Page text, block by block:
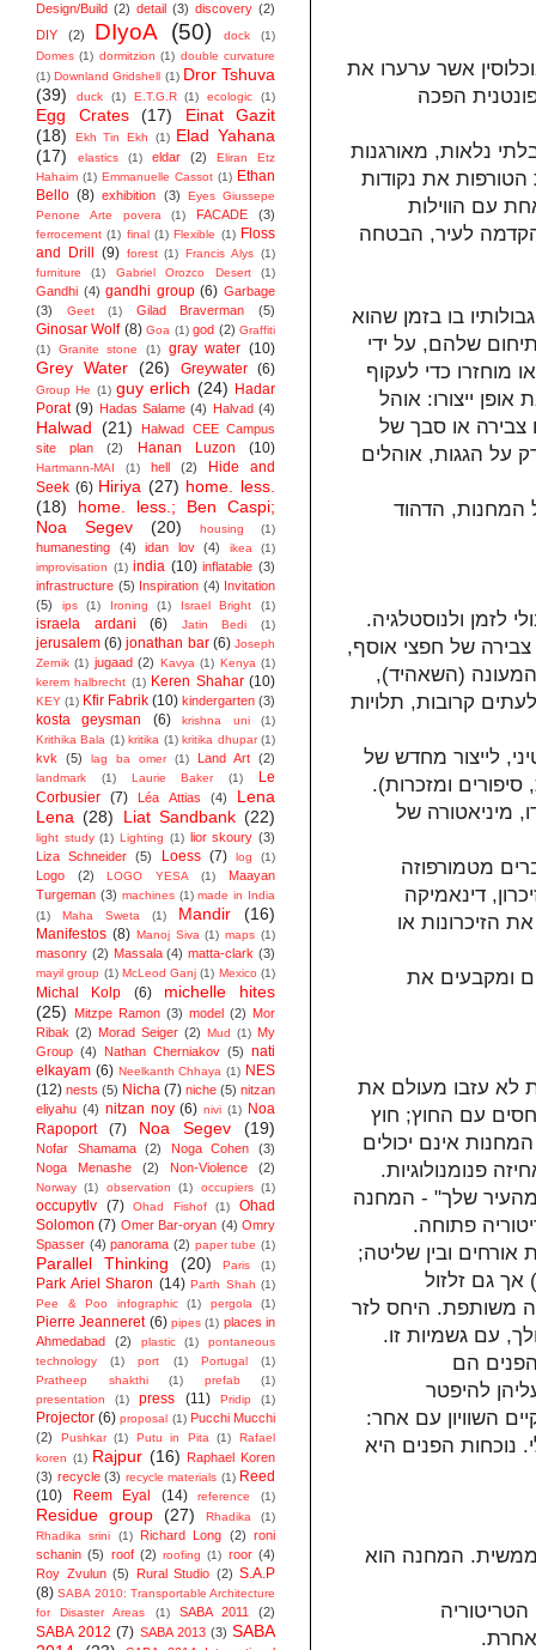
אשר ערערו את
הפכה
נלאות, מאורגנות
את נקודות
עם הווילות
הקדמה לעיר, הבטחה
בו בזמן שהוא
שלהם, על ידי
מוחזרו כדי לעקוף
ייצורו: אוהל
צבירה או סבך של
על הגגות, אוהלים
המחנות, הדהוד
לזמן ולנוסטלגיה.
צבירה של חפצי אוסף,
המעונה (השאהיד),
קרובות, תלויות
לייצור מחדש של
ומזכרות).
מיניאטורה של
מטמורפוזה
דינאמיקה
הזיכרונות או
ומקבעים את
לא עזבו מעולם את
עם החוץ; חוץ
אינם יכולים
פנומנולוגיות.
מהעיר שלך" - המחנה
פתוחה.
אורחים ובין שליטה;
אך גם זלזול
משותפת. היחס לזר
עם גשמיות זו.
הם
להיפטר
השוויון עם אחר:
הפנים היא
המחנה הוא
Design/Build (2) detail (3) discovery (2)
DIY
(2) DIyoA (50) dock
(1)
Domes (1) dormitzion (1) double curvature
(1) Downland Gridshell (1) Dror Tshuva
(39)
duck (1) E.T.G.R (1) ecologic (1)
Egg Crates (17)
Einat Gazit
(18)
Ekh Tin Ekh (1) Elad Yahana
(17)
elastics (1) eldar (2)
Eliran Etz
Hahaim (1) Emmanuelle Cassot (1) Ethan
Bello (8) exhibition (3)
Eyes Giussepe
Penone Arte povera
(1) FACADE (3)
ferrocement (1) final (1) Flexible (1) Floss
and Drill
(9) forest (1) Francis Alys (1)
furniture
(1) Gabriel Orozco Desert (1)
Gandhi (4) gandhi group (6) Garbage
(3)
Geet (1) Gilad Braverman (5)
Ginosar Wolf (8) Goa (1) god (2) Graffiti
(1)
Granite stone (1) gray water (10)
Grey Water (26) Greywater (6)
Group He (1) guy erlich (24) Hadar
Porat (9) Hadas Salame (4) Halvad (4)
Halwad (21)
Halwad CEE Campus
site plan
(2) Hanan Luzon (10)
Hartmann-MAI (1) hell (2)
Hide and
Seek (6) Hiriya (27) home. less.
(18)
home. less.; Ben Caspi;
Noa Segev
(20) housing (1)
humanesting (4) idan lov (4) ikea
(1)
improvisation (1) india (10) inflatable (3)
infrastructure (5) Inspiration (4) Invitation
(5)
ips (1) Ironing (1) Israel Bright (1)
israela ardani (6) Jatin Bedi (1)
jerusalem (6) jonathan bar (6) Joseph
Zernik (1) jugaad (2) Kavya (1) Kenya (1)
kerem halbrecht (1) Keren Shahar (10)
KEY (1) Kfir Fabrik (10) kindergarten (3)
kosta geysman (6) krishna uni
(1)
Krithika Bala (1) kritika (1) kritika dhupar (1)
kvk (5) lag ba omer (1) Land Art (2)
landmark (1) Laurie Baker (1)
Le
Corbusier (7) Léa Attias (4)
Lena
Lena (28) Liat Sandbank (22)
light study (1) Lighting (1) lior skoury (3)
Liza Schneider
(5) Loess (7) log (1)
Logo (2) LOGO YESA (1)
Maayan
Turgeman (3) machines (1) made in India
(1)
Maha Sweta (1) Mandir (16)
Manifestos (8) Manoj Siva (1) maps (1)
masonry (2) Massala (4) matta-clark (3)
mayil group (1) McLeod Ganj (1) Mexico (1)
Michal Kolp (6)
michelle hites
(25)
Mitzpe Ramon (3) model (2) Mor
Ribak (2) Morad Seiger (2) Mud (1) My
Group (4) Nathan Cherniakov (5) nati
elkayam (6) Neelkanth Chhaya (1) NES
(12) nests (5) Nicha (7) niche (5) nitzan
eliyahu (4) nitzan noy (6) nivi (1)
Noa
Rapoport
(7) Noa Segev (19)
Nofar Shamama (2) Noga Cohen
(3)
Noga Menashe
(2) Non-Violence (2)
Norway (1) observation (1) occupiers (1)
occupytlv (7) Ohad Fishof (1)
Ohad
Solomon (7) Omer Bar-oryan (4) Omry
Spasser (4) panorama (2) paper tube (1)
Parallel Thinking (20) Paris (1)
Park Ariel Sharon (14) Parth Shah (1)
Pee & Poo infographic
(1) pergola (1)
Pierre Jeanneret (6) pipes (1) places in
Ahmedabad
(2) plastic (1)
pontaneous
technology
(1) port (1) Portugal
(1)
Pratheep shakthi
(1) prefab
(1)
presentation
(1) press (11) Pridip (1)
Projector (6) proposal (1) Pucchi Mucchi
(2)
Pushkar (1) Putu in Pita (1)
Rafael
koren (1) Rajpur (16) Raphael Koren
(3) recycle (3) recycle materials (1) Reed
(10)
Reem Eyal (14) reference (1)
Residue group (27) Rhadika
(1)
Rhadika srini
(1) Richard Long (2) roni
schanin (5) roof (2) roofing (1) roor (4)
Roy Zvulun (5) Rural Studio (2) S.A.P
(8) SABA 2010: Transportable Architecture
for Disaster Areas
(1) SABA 2011 (2)
SABA 2012 (7) SABA 2013 (3) SABA